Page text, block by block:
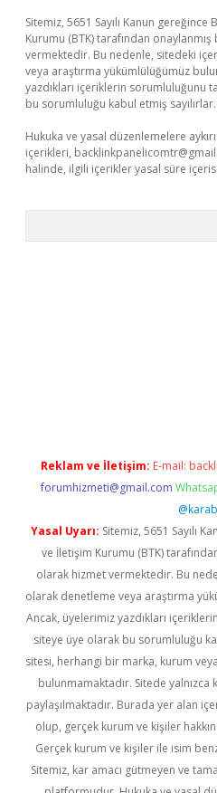
Sitemiz, 5651 Sayılı Kanun
Kurumu (BTK) tarafından
vermektedir. Bu nedenle, sitedeki
veya araştırma yükümlülüğümüz
yazdıkları içeriklerin sorumluluğunu
bu sorumluluğu kabul etmiş sayılırlar.
Hukuka ve yasal düzenlemelere
içerikleri,
halinde, ilgili içerikler yasal süre
Reklam ve İletişim: E-mail:
forumhizmeti@gmail.com
Yasal Uyarı: Sitemiz, 5651 Sayılı
ve İletişim Kurumu (BTK)
olarak hizmet vermektedir. Bu
olarak denetleme veya araştırma
Ancak, üyelerimiz yazdıkları
siteye üye olarak bu sorumluluğu
sitesi, herhangi bir marka, kurum
bulunmamaktadır. Sitede yalnızca
paylaşılmaktadır. Burada yer alan
olup, gerçek kurum ve kişiler
Gerçek kurum ve kişiler ile isim
Sitemiz, kar amacı gütmeyen ve